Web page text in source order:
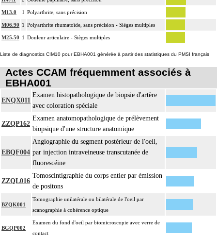
M13.0 1 Polyarthrite, sans précision
M06.90 1 Polyarthrite rhumatoïde, sans précision - Sièges multiples
M25.50 1 Douleur articulaire - Sièges multiples
Liste de diagnostics CIM10 pour EBHA001 générée à partir des statistiques du PMSI français
Actes CCAM fréquemment associés à
EBHA001
ENQX011
Examen histopathologique de biopsie d'artère
avec coloration spéciale
ZZQP162
Examen anatomopathologique de prélèvement
biopsique d'une structure anatomique
EBQF004
Angiographie du segment postérieur de l'oeil,
par injection intraveineuse transcutanée de
fluorescéine
ZZQL016
Tomoscintigraphie du corps entier par émission
de positons
BZQK001
Tomographie unilatérale ou bilatérale de l'oeil par
scanographie à cohérence optique
BGQP002
Examen du fond d'oeil par biomicroscopie avec verre de
contact